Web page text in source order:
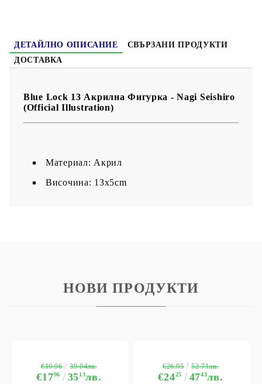
ДЕТАЙЛНО ОПИСАНИЕ
СВЪРЗАНИ ПРОДУКТИ
ДОСТАВКА
Blue Lock 13 Акрилна Фигурка - Nagi Seishiro
(Official Illustration)
Материал: Акрил
Височина: 13x5cm
НОВИ ПРОДУКТИ
€1796 3513лв.
€19.96 39.04лв.
€2425 4743лв.
€26.95 52.71лв.